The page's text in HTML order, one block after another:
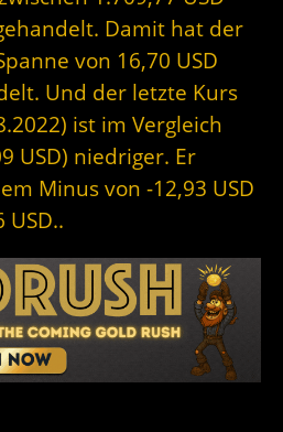
Damit hat der
von 16,70 USD
Und der letzte Kurs
ist im Vergleich
USD) niedriger. Er
Minus von -12,93 USD
USD..